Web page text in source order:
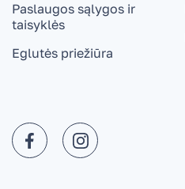
Paslaugos sąlygos ir
taisyklės
Eglutės priežiūra